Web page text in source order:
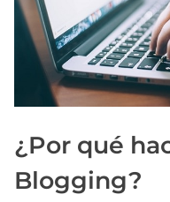
a
a
d
a
¿Por qué
Blogging?